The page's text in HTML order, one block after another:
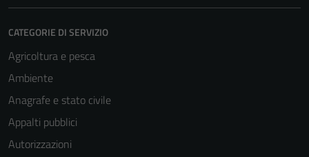
CATEGORIE DI SERVIZIO
Agricoltura e pesca
Ambiente
Anagrafe e stato civile
Appalti pubblici
Autorizzazioni